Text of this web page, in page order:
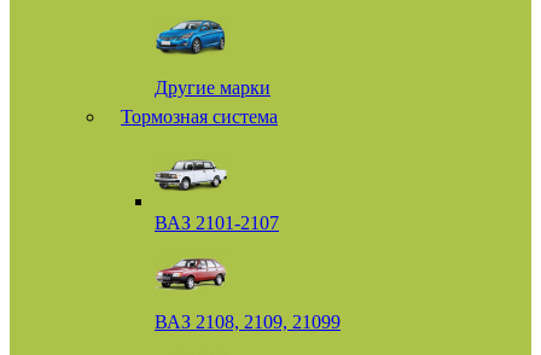
Другие марки
Тормозная система
ВАЗ 2101-2107
ВАЗ 2108, 2109, 21099